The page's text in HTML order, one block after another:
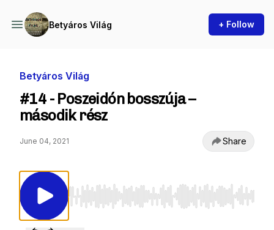
Betyáros Világ + Follow
Betyáros Világ
#14 - Poszeidón bosszúja –
második rész
June 04, 2021 Share
Use Left/Right to seek, Home/End to jump